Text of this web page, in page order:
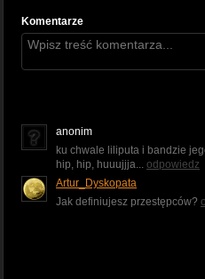
Komentarze
anonim
ku chwale liliputa i bandzie
hip, hip, huuujjja... odpowiedz
Artur_Dyskopata
Jak definiujesz przestępców?